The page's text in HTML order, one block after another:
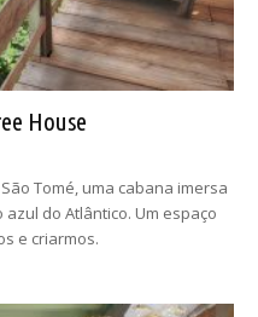
House
Tomé, uma cabana imersa
do Atlântico. Um espaço
e criarmos.